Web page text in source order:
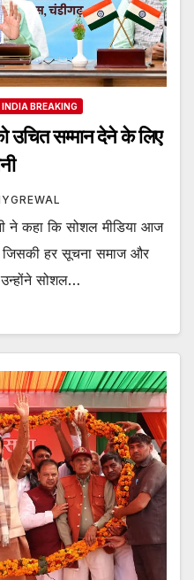
INDIA BREAKING
उचित सम्मान देने के लिए
ने कहा कि सोशल मीडिया आज
जिसकी हर सूचना समाज और
उन्होंने सोशल…